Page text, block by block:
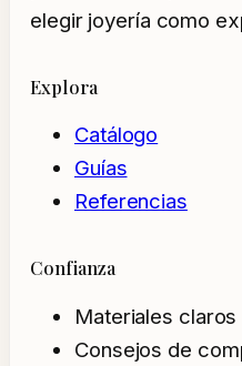
elegir joyería como
Explora
Catálogo
Guías
Referencias
Confianza
Materiales claros
Consejos de